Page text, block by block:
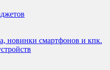
новинки смартфонов и кпк.